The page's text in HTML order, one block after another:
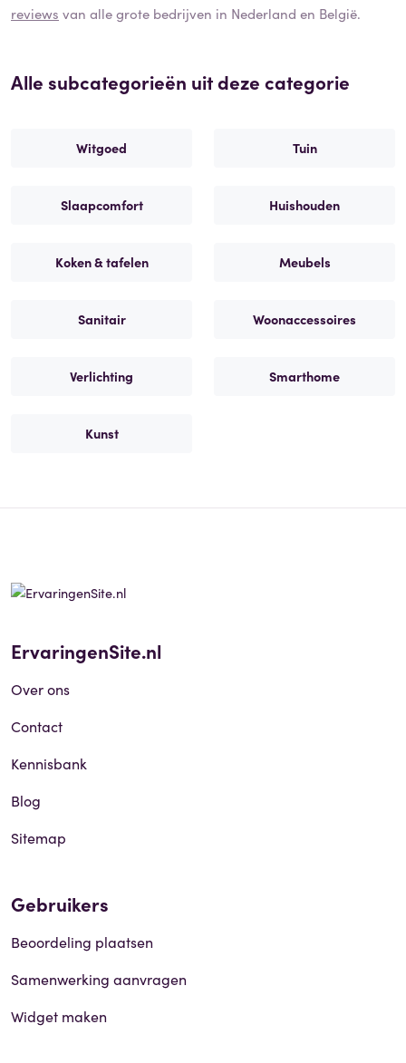
reviews van alle grote bedrijven in Nederland en België.
Alle subcategorieën uit deze categorie
Witgoed Tuin
Slaapcomfort Huishouden
Koken & tafelen Meubels
Sanitair Woonaccessoires
Verlichting Smarthome
Kunst
ErvaringenSite.nl
Over ons
Contact
Kennisbank
Blog
Sitemap
Gebruikers
Beoordeling plaatsen
Samenwerking aanvragen
Widget maken